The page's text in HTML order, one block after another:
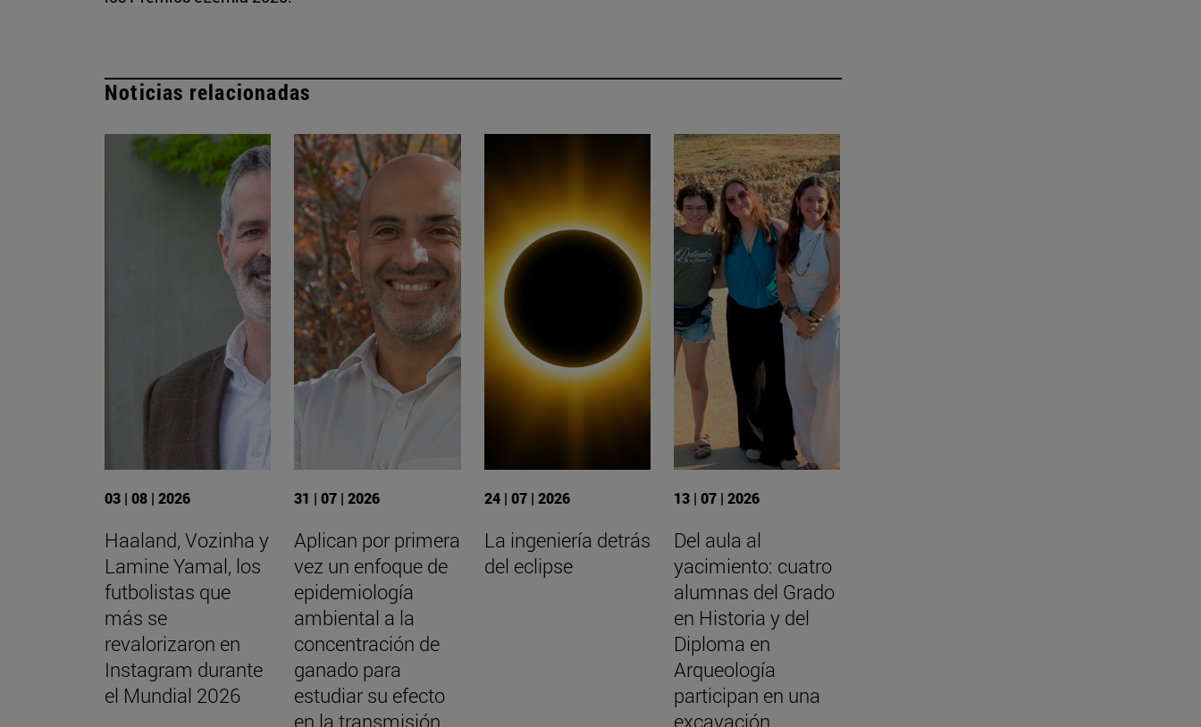
Noticias relacionadas
03 | 08 | 2026
Haaland, Vozinha y
Lamine Yamal, los
futbolistas que
más se
revalorizaron en
Instagram durante
el Mundial 2026
31 | 07 | 2026
Aplican por primera
vez un enfoque de
epidemiología
ambiental a la
concentración de
ganado para
estudiar su efecto
en la transmisión
24 | 07 | 2026
La ingeniería detrás
del eclipse
13 | 07 | 2026
Del aula al
yacimiento: cuatro
alumnas del Grado
en Historia y del
Diploma en
Arqueología
participan en una
excavación